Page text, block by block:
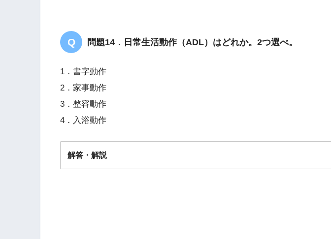
問題14．日常生活動作（ADL）はどれか。2つ選べ。
1．書字動作
2．家事動作
3．整容動作
4．入浴動作
解答・解説